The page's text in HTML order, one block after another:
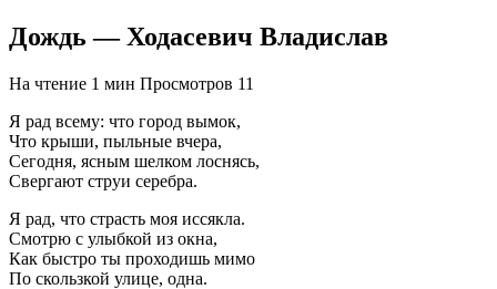
Дождь — Ходасевич Владислав
На чтение 1 мин Просмотров 11
Я рад всему: что город вымок,
Что крыши, пыльные вчера,
Сегодня, ясным шелком лоснясь,
Свергают струи серебра.
Я рад, что страсть моя иссякла.
Смотрю с улыбкой из окна,
Как быстро ты проходишь мимо
По скользкой улице, одна.